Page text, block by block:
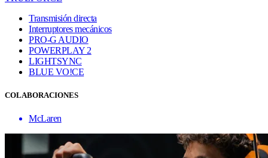
Transmisión directa
Interruptores mecánicos
PRO-G AUDIO
POWERPLAY 2
LIGHTSYNC
BLUE VO!CE
COLABORACIONES
McLaren